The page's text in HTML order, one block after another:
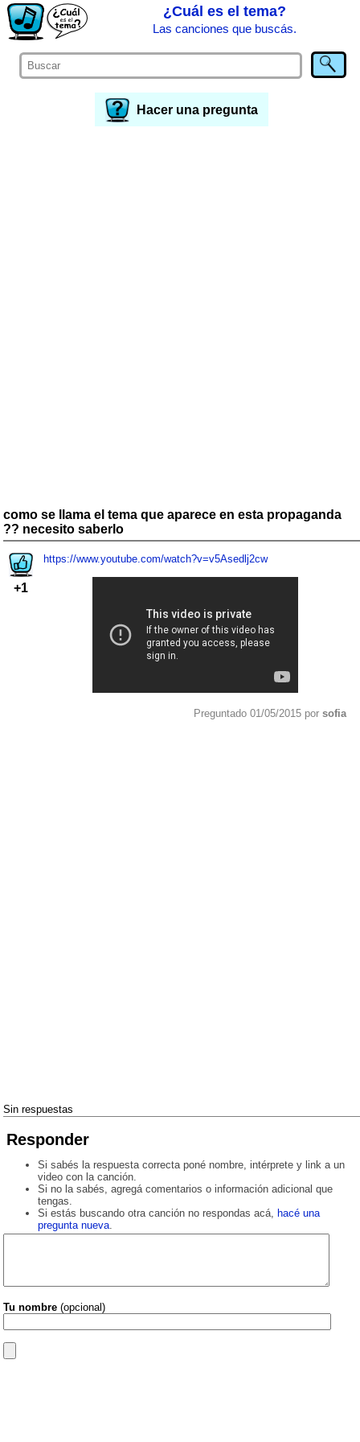
¿Cuál es el tema?
Las canciones que buscás.
Hacer una pregunta
como se llama el tema que aparece en esta propaganda
?? necesito saberlo
+1
https://www.youtube.com/watch?v=v5Asedlj2cw
Preguntado 01/05/2015 por sofia
Sin respuestas
Responder
Si sabés la respuesta correcta poné nombre, intérprete y link a un
video con la canción.
Si no la sabés, agregá comentarios o información adicional que
tengas.
Si estás buscando otra canción no respondas acá, hacé una
pregunta nueva.
Tu nombre (opcional)